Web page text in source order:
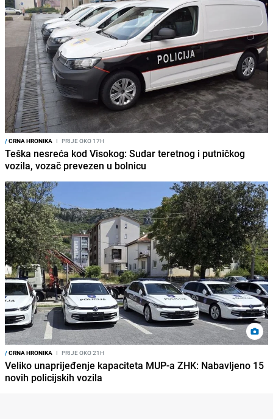
/CRNA HRONIKA I PRIJE OKO 17H
Teška nesreća kod Visokog: Sudar teretnog i putničkog
vozila, vozač prevezen u bolnicu
/CRNA HRONIKA I PRIJE OKO 21H
Veliko unaprijeđenje kapaciteta MUP-a ZHK: Nabavljeno 15
novih policijskih vozila